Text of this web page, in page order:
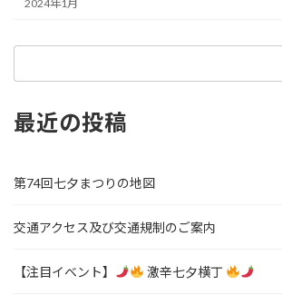
2024年1月
最近の投稿
第74回七夕まつりの地図
交通アクセス及び交通規制のご案内
【注目イベント】 激辛七夕横丁